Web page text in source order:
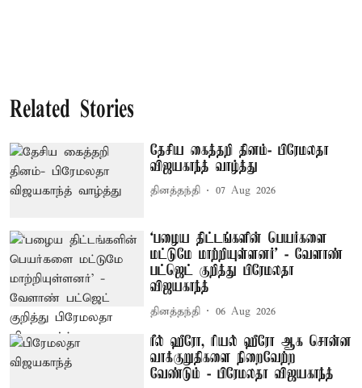
Related Stories
தேசிய கைத்தறி தினம்- பிரேமலதா
விஜயகாந்த் வாழ்த்து
தினத்தந்தி 07 Aug 2026
‘பழைய திட்டங்களின் பெயர்களை
மட்டுமே மாற்றியுள்ளனர்’ - வேளாண்
பட்ஜெட் குறித்து பிரேமலதா
விஜயகாந்த்
தினத்தந்தி 06 Aug 2026
ரீல் ஹீரோ, ரியல் ஹீரோ ஆக சொன்ன
வாக்குறுதிகளை நிறைவேற்ற
வேண்டும் - பிரேமலதா விஜயகாந்த்